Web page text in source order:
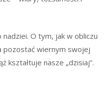
O tym, jak w obliczu
pozostać wiernym swojej
kształtuje nasze „dzisiaj”.